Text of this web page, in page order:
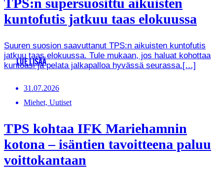
TPS:n supersuosittu aikuisten
kuntofutis jatkuu taas elokuussa
Suuren suosion saavuttanut TPS:n aikuisten kuntofutis
jatkuu taas elokuussa. Tule mukaan, jos haluat kohottaa
kuntoasi ja pelata jalkapalloa hyvässä seurassa.[…]
LUE LISÄÄ
31.07.2026
Miehet, Uutiset
TPS kohtaa IFK Mariehamnin
kotona – isäntien tavoitteena paluu
voittokantaan